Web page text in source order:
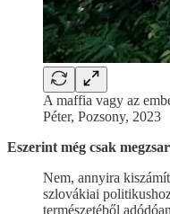
A maffia vagy az
Péter, Pozsony, 2023
Eszerint még csak
Nem, annyira
szlovákiai
természetéből